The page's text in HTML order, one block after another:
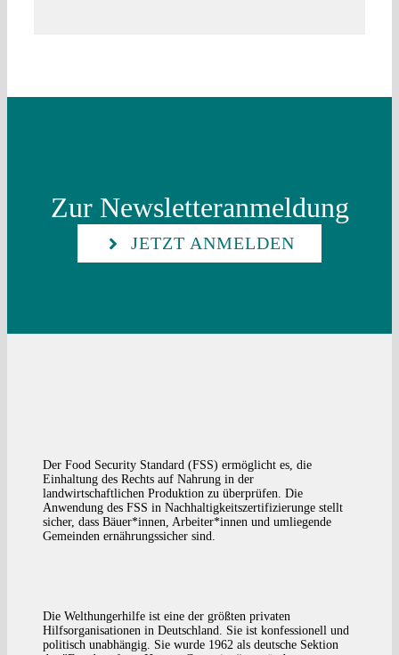
Zur Newsletteranmeldung
JETZT ANMELDEN
Der Food Security Standard (FSS) er­möglicht es, die
Einhaltung des Rechts auf Nahrung in der
landwirtschaftlichen Produktion zu überprüfen. Die
Anwendung des FSS in Nachhaltigkeitszertifizierunge stellt
sicher, dass Bäuer*innen, Arbeiter*innen und umliegende
Gemeinden ernährungssicher sind.
Die Welthungerhilfe ist eine der größten privaten
Hilfsorganisationen in Deutschland. Sie ist konfessionell und
politisch unabhängig. Sie wurde 1962 als deutsche Sektion